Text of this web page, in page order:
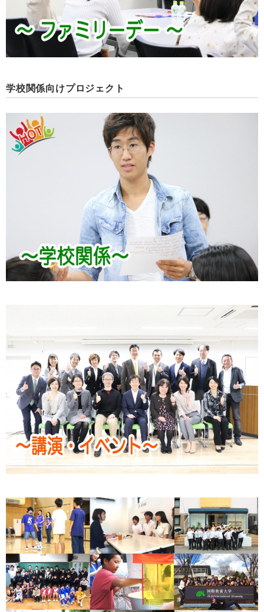
学校関係向けプロジェクト